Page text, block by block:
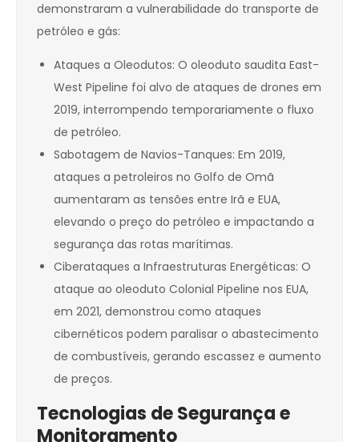
demonstraram a vulnerabilidade do transporte de
petróleo e gás:
Ataques a Oleodutos: O oleoduto saudita East-
West Pipeline foi alvo de ataques de drones em
2019, interrompendo temporariamente o fluxo
de petróleo.
Sabotagem de Navios-Tanques: Em 2019,
ataques a petroleiros no Golfo de Omã
aumentaram as tensões entre Irã e EUA,
elevando o preço do petróleo e impactando a
segurança das rotas marítimas.
Ciberataques a Infraestruturas Energéticas: O
ataque ao oleoduto Colonial Pipeline nos EUA,
em 2021, demonstrou como ataques
cibernéticos podem paralisar o abastecimento
de combustíveis, gerando escassez e aumento
de preços.
Tecnologias de Segurança e
Monitoramento